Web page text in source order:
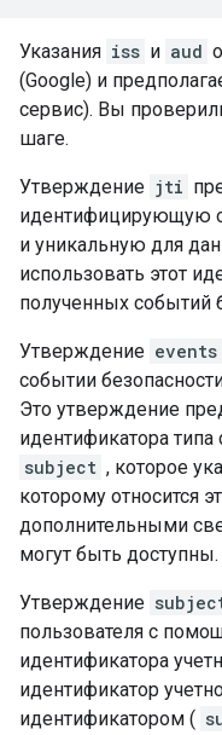
Указания iss и aud
(Google) и
сервис). Вы
шаге.
Утверждение jti
идентифицирующую
и уникальную для
использовать этот
полученных событий
Утверждение events
событии
Это утверждение
идентификатора
subject , которое
которому относится
дополнительными
могут быть доступны.
Утверждение
пользователя с
идентификатора
идентификатор
идентификатором (